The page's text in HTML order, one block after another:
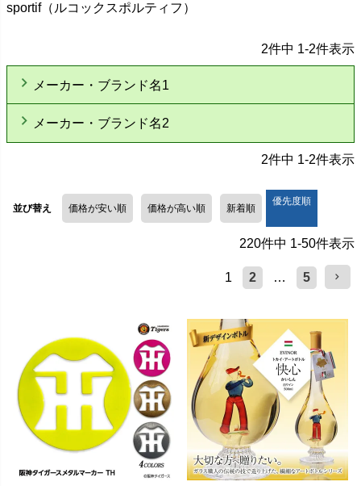
sportif（ルコックスポルティフ）
2件中 1-2件表示
メーカー・ブランド名1
メーカー・ブランド名2
2件中 1-2件表示
並び替え 価格が安い順 価格が高い順 新着順
優先度順
220件中 1-50件表示
1 2 … 5